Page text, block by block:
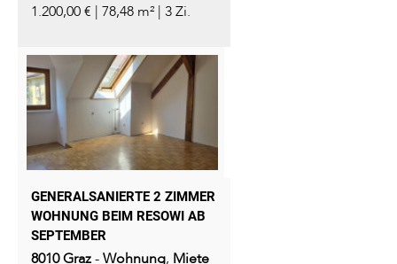
1.200,00 € | 78,48 m² | 3 Zi.
GENERALSANIERTE 2 ZIMMER
WOHNUNG BEIM RESOWI AB
SEPTEMBER
8010Graz-Wohnung, Miete